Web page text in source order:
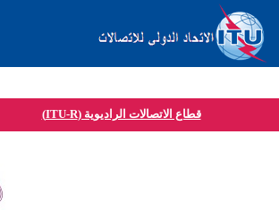
قطاع الاتصالات الراديوية (ITU-R)